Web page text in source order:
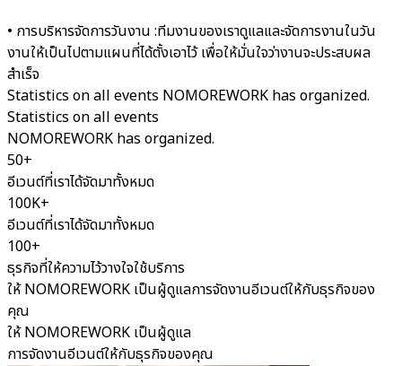
• การบริหารจัดการวันงาน :ทีมงานของเราดูแลและจัดการงานในวัน
งานให้เป็นไปตามแผนที่ได้ตั้งเอาไว้ เพื่อให้มั่นใจว่างานจะประสบผล
สำเร็จ
Statistics on all events NOMOREWORK has organized.
Statistics on all events
NOMOREWORK has organized.
50+
อีเวนต์ที่เราได้จัดมาทั้งหมด
100K+
อีเวนต์ที่เราได้จัดมาทั้งหมด
100+
ธุรกิจที่ให้ความไว้วางใจใช้บริการ
ให้ NOMOREWORK เป็นผู้ดูแลการจัดงานอีเวนต์ให้กับธุรกิจของ
คุณ
ให้ NOMOREWORK เป็นผู้ดูแล
การจัดงานอีเวนต์ให้กับธุรกิจของคุณ